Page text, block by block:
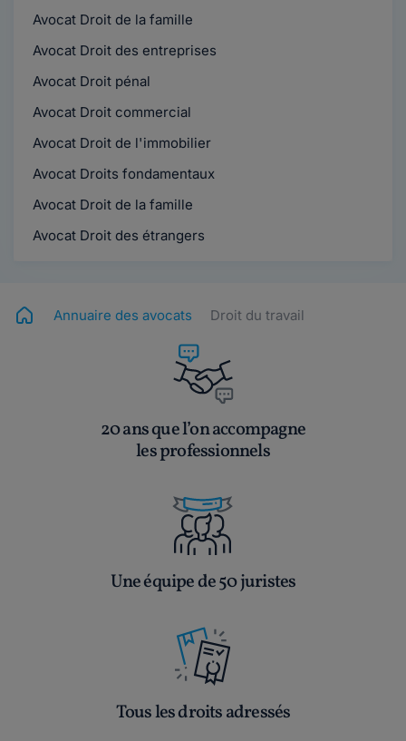
Avocat Droit de la famille
Avocat Droit des entreprises
Avocat Droit pénal
Avocat Droit commercial
Avocat Droit de l'immobilier
Avocat Droits fondamentaux
Avocat Droit de la famille
Avocat Droit des étrangers
Annuaire des avocats Droit du travail
20 ans que l’on accompagne
les professionnels
Une équipe de 50 juristes
Tous les droits adressés